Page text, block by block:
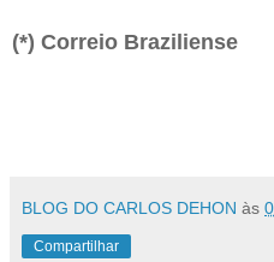
(*) Correio Braziliense
BLOG DO CARLOS DEHON às
Compartilhar